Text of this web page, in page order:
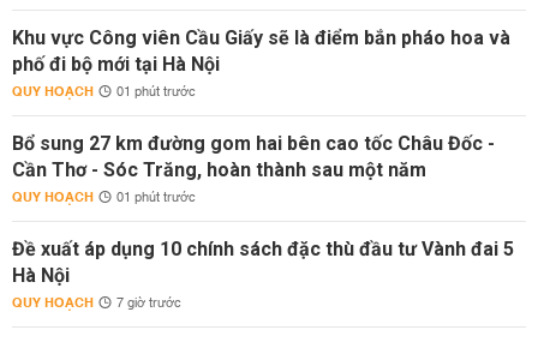
Khu vực Công viên Cầu Giấy sẽ là điểm bắn pháo hoa và
phố đi bộ mới tại Hà Nội
QUY HOẠCH 01 phút trước
Bổ sung 27 km đường gom hai bên cao tốc Châu Đốc -
Cần Thơ - Sóc Trăng, hoàn thành sau một năm
QUY HOẠCH 01 phút trước
Đề xuất áp dụng 10 chính sách đặc thù đầu tư Vành đai 5
Hà Nội
QUY HOẠCH 7 giờ trước